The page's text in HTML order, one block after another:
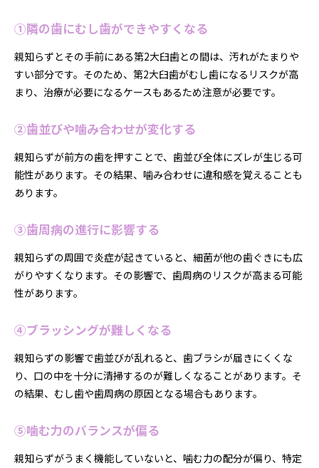
①隣の歯にむし歯ができやすくなる
親知らずとその手前にある第2大臼歯との間は、汚れがたまりや
すい部分です。そのため、第2大臼歯がむし歯になるリスクが高
まり、治療が必要になるケースもあるため注意が必要です。
②歯並びや噛み合わせが変化する
親知らずが前方の歯を押すことで、歯並び全体にズレが生じる可
能性があります。その結果、噛み合わせに違和感を覚えることも
あります。
③歯周病の進行に影響する
親知らずの周囲で炎症が起きていると、細菌が他の歯ぐきにも広
がりやすくなります。その影響で、歯周病のリスクが高まる可能
性があります。
④ブラッシングが難しくなる
親知らずの影響で歯並びが乱れると、歯ブラシが届きにくくな
り、口の中を十分に清掃するのが難しくなることがあります。そ
の結果、むし歯や歯周病の原因となる場合もあります。
⑤噛む力のバランスが偏る
親知らずがうまく機能していないと、噛む力の配分が偏り、特定